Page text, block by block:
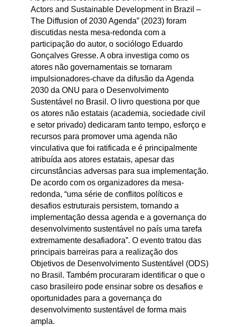
Actors and Sustainable Development in Brazil –
The Diffusion of 2030 Agenda” (2023) foram
discutidas nesta mesa-redonda com a
participação do autor, o sociólogo Eduardo
Gonçalves Gresse. A obra investiga como os
atores não governamentais se tornaram
impulsionadores-chave da difusão da Agenda
2030 da ONU para o Desenvolvimento
Sustentável no Brasil. O livro questiona por que
os atores não estatais (academia, sociedade civil
e setor privado) dedicaram tanto tempo, esforço e
recursos para promover uma agenda não
vinculativa que foi ratificada e é principalmente
atribuída aos atores estatais, apesar das
circunstâncias adversas para sua implementação.
De acordo com os organizadores da mesa-
redonda, “uma série de conflitos políticos e
desafios estruturais persistem, tornando a
implementação dessa agenda e a governança do
desenvolvimento sustentável no país uma tarefa
extremamente desafiadora”. O evento tratou das
principais barreiras para a realização dos
Objetivos de Desenvolvimento Sustentável (ODS)
no Brasil. Também procuraram identificar o que o
caso brasileiro pode ensinar sobre os desafios e
oportunidades para a governança do
desenvolvimento sustentável de forma mais
ampla.